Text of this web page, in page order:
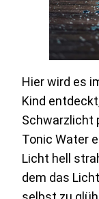
Hier wird es
Kind
Schwarzlicht
Tonic Water
Licht hell
dem das